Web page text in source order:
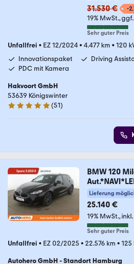
31.530 €
-
19% MwSt. ggf.
Sehr guter Preis
Unfallfrei • EZ 12/2024• 4.477 km • 120
Innovationspaket
Driving
PDC mit Kamera
Hakvoort GmbH
53639 Königswinter
5 Sterne
(51)
BMW 120
*ALU*
Lieferung
25.140 €
19% MwSt.
Sehr guter Preis
Unfallfrei • EZ 02/2025 • 22.576 km • 125
Autohero GmbH - Standort Hamburg